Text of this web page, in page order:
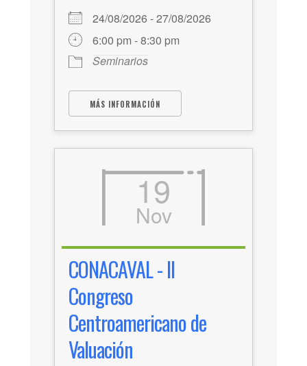
24/08/2026 - 27/08/2026
6:00 pm - 8:30 pm
Seminarios
MÁS INFORMACIÓN
19
Nov
CONACAVAL - II
Congreso
Centroamericano de
Valuación